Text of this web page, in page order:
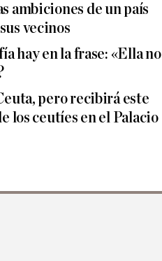
ambiciones de un país
vecinos
hay en la frase: «Ella no
pero recibirá este
los ceutíes en el Palacio